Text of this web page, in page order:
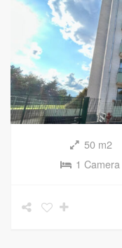
50 m2
1 Camera